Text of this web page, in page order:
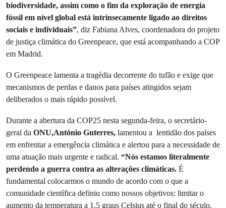
biodiversidade, assim como o fim da exploração de energia
fóssil em nível global está intrinsecamente ligado ao direitos
sociais e individuais”, diz Fabiana Alves, coordenadora do projeto
de justiça climática do Greenpeace, que está acompanhando a COP
em Madrid.
O Greenpeace lamenta a tragédia decorrente do tufão e exige que
mecanismos de perdas e danos para países atingidos sejam
deliberados o mais rápido possível.
Durante a abertura da COP25 nesta segunda-feira, o secretário-
geral da ONU,António Guterres, lamentou a lentidão dos países
em enfrentar a emergência climática e alertou para a necessidade de
uma atuação mais urgente e radical. “Nós estamos literalmente
perdendo a guerra contra as alterações climáticas. É
fundamental colocarmos o mundo de acordo com o que a
comunidade científica definiu como nossos objetivos: limitar o
aumento da temperatura a 1,5 graus Celsius até o final do século,